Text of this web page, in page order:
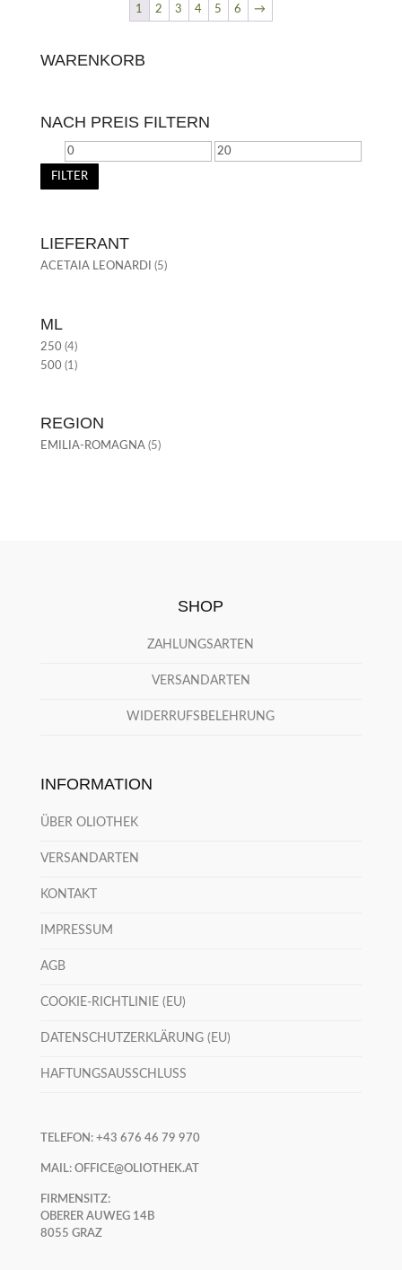
1 2 3 4 5 6 →
WARENKORB
NACH PREIS FILTERN
MIN.
PREIS
MAX.
FILTER
LIEFERANT
ACETAIA LEONARDI (5)
ML
250 (4)
500 (1)
REGION
EMILIA-ROMAGNA (5)
SHOP
ZAHLUNGSARTEN
VERSANDARTEN
WIDERRUFSBELEHRUNG
INFORMATION
ÜBER OLIOTHEK
VERSANDARTEN
KONTAKT
IMPRESSUM
AGB
COOKIE-RICHTLINIE (EU)
DATENSCHUTZERKLÄRUNG (EU)
HAFTUNGSAUSSCHLUSS
TELEFON:+43 676 46 79 970
MAIL:OFFICE@OLIOTHEK.AT
FIRMENSITZ:
OBERER AUWEG 14B
8055 GRAZ